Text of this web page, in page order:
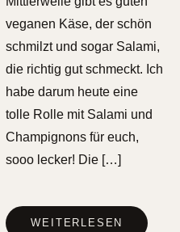
veganen Käse, der schön
schmilzt und sogar Salami,
die richtig gut schmeckt. Ich
habe darum heute eine
tolle Rolle mit Salami und
Champignons für euch,
sooo lecker! Die […]
WEITERLESEN